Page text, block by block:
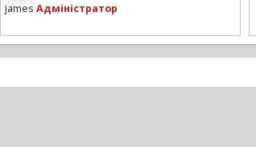
james Адміністратор